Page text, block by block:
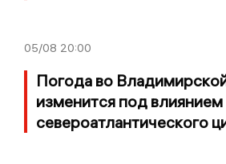
05/08 20:00
Погода во
изменится под влиянием
североатлантического